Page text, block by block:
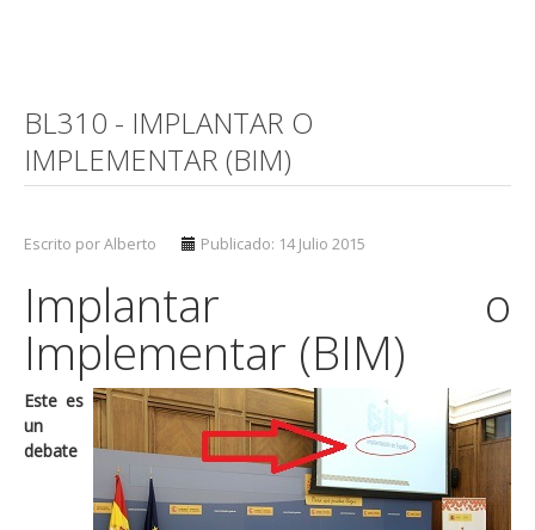
BL310 - IMPLANTAR O
IMPLEMENTAR (BIM)
Escrito por Alberto Publicado: 14 Julio 2015
Implantar o
Implementar (BIM)
Este es
un
debate